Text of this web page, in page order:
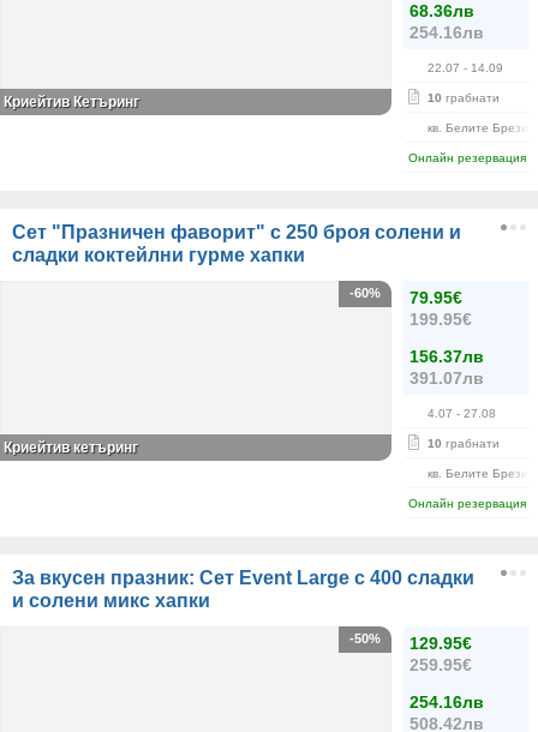
68.36лв
254.16лв
22.07 - 14.09
10 грабнати
кв. Белите Брези
Онлайн резервация
Криейтив Кетъринг
Сет "Празничен фаворит" с 250 броя солени и
сладки коктейлни гурме хапки
79.95€
199.95€
156.37лв
391.07лв
4.07 - 27.08
10 грабнати
кв. Белите Брези
Онлайн резервация
-60%
Криейтив кетъринг
За вкусен празник: Сет Event Large с 400 сладки
и солени микс хапки
129.95€
259.95€
254.16лв
508.42лв
-50%